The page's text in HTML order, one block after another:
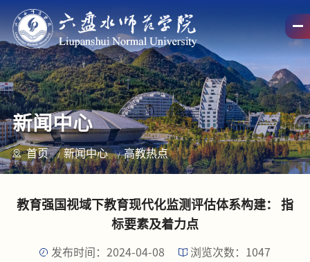
新闻中心
首页 新闻中心 高教热点
教育强国视域下教育现代化监测评估体系构建： 指
标要素及着力点
发布时间：2024-04-08 浏览次数： 1047